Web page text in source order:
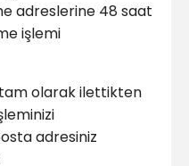
adreslerine 48 saat
işlemi
olarak ilettikten
adresiniz